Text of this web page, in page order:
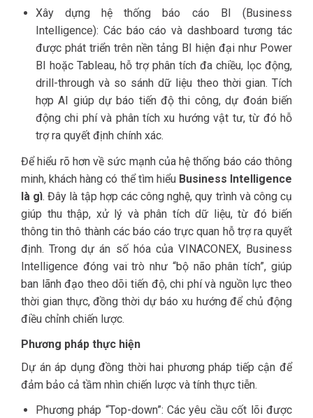
Xây dựng hệ thống báo cáo BI (Business
Intelligence): Các báo cáo và dashboard tương tác
được phát triển trên nền tảng BI hiện đại như Power
BI hoặc Tableau, hỗ trợ phân tích đa chiều, lọc động,
drill-through và so sánh dữ liệu theo thời gian. Tích
hợp AI giúp dự báo tiến độ thi công, dự đoán biến
động chi phí và phân tích xu hướng vật tư, từ đó hỗ
trợ ra quyết định chính xác.
Để hiểu rõ hơn về sức mạnh của hệ thống báo cáo thông
minh, khách hàng có thể tìm hiểu Business Intelligence
là gì. Đây là tập hợp các công nghệ, quy trình và công cụ
giúp thu thập, xử lý và phân tích dữ liệu, từ đó biến
thông tin thô thành các báo cáo trực quan hỗ trợ ra quyết
định. Trong dự án số hóa của VINACONEX, Business
Intelligence đóng vai trò như “bộ não phân tích”, giúp
ban lãnh đạo theo dõi tiến độ, chi phí và nguồn lực theo
thời gian thực, đồng thời dự báo xu hướng để chủ động
điều chỉnh chiến lược.
Phương pháp thực hiện
Dự án áp dụng đồng thời hai phương pháp tiếp cận để
đảm bảo cả tầm nhìn chiến lược và tính thực tiễn.
Phương pháp “Top-down”: Các yêu cầu cốt lõi được